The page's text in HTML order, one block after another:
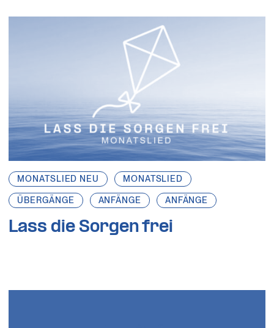
MONATSLIED NEU MONATSLIED
ÜBERGÄNGE ANFÄNGE ANFÄNGE
Lass die Sorgen frei